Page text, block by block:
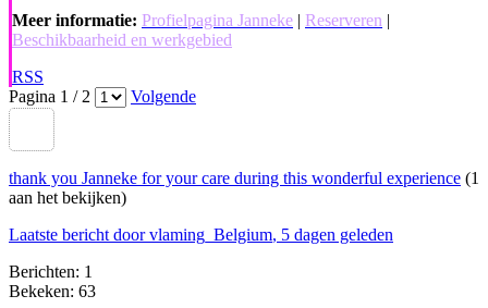
Meer informatie: Profielpagina Janneke | Reserveren |
Beschikbaarheid en werkgebied
RSS
Pagina 1 / 2
Volgende
thank you Janneke for your care during this wonderful experience (1
aan het bekijken)
Laatste bericht door vlaming_Belgium, 5 dagen geleden
Berichten: 1
Bekeken: 63